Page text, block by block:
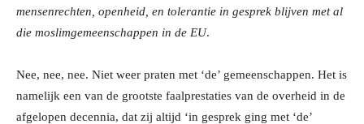
mensenrechten, openheid, en tolerantie in gesprek blijven met al
die moslimgemeenschappen in de EU.
Nee, nee, nee. Niet weer praten met ‘de’ gemeenschappen. Het is
namelijk een van de grootste faalprestaties van de overheid in de
afgelopen decennia, dat zij altijd ‘in gesprek ging met ‘de’